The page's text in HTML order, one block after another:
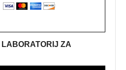
LABORATORIJ ZA